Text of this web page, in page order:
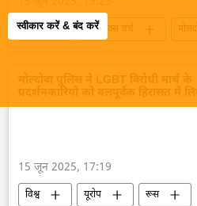
स्वीकार करें & बंद करें
विश्व ओथडोक्स चर्च
15 जून 2025, 17:19
विश्व यूरोप रूस